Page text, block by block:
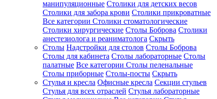
манипуляционные Столики для детских весов
Столики для забора крови Столики прикроватные
Все категории Столики стоматологические
Столики хирургические Столы Боброва Столики
анестезиолога и реаниматолога Скрыть
Столы Надстройки для столов Столы Боброва
Столы для кабинета Столы лабораторные Столы
палатные Все категории Столы пеленальные
Столы приборные Столы-посты Скрыть
Стулья и кресла Офисные кресла Секции стульев
Стулья для всех отраслей Стулья лабораторные